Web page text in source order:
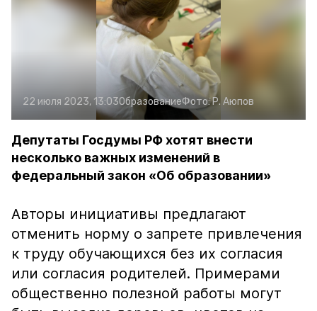
22 июля 2023, 13:03ОбразованиеФото:Р. Аюпов
Депутаты Госдумы РФ хотят внести
несколько важных изменений в
федеральный закон «Об образовании»
Авторы инициативы предлагают
отменить норму о запрете привлечения
к труду обучающихся без их согласия
или согласия родителей. Примерами
общественно полезной работы могут